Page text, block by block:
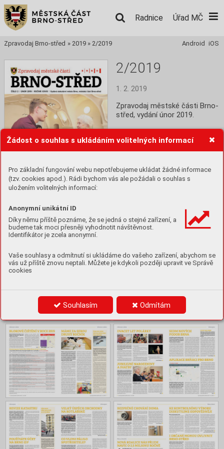
Žádost o souhlas s ukládáním volitelných informací
Pro základní fungování webu nepotřebujeme ukládat žádné informace
(tzv. cookies apod.). Rádi bychom vás ale požádali o souhlas s
uložením volitelných informací:
Anonymní unikátní ID
Díky němu příště poznáme, že se jedná o stejné zařízení, a
budeme tak moci přesněji vyhodnotit návštěvnost.
Identifikátor je zcela anonymní.
Vaše souhlasy a odmítnutí si ukládáme do vašeho zařízení, abychom se
vás už příště znovu neptali. Můžete je kdykoli později upravit ve Správě
cookies
Souhlasím Odmítám
Radnice Úřad MČ
Android iOS
Zpravodaj Brno-střed » 2019 » 2/2019
2/2019
1. 2. 2019
Zpravodaj městské části Brno-
střed, vydání únor 2019.
Číst
Obsah